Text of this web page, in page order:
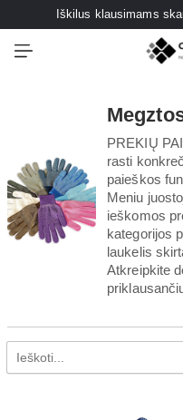
Iškilus klausimams
PREKIŲ
rasti
paieškos
Meniu
ieškomos
kategorijos
laukelis
Atkreipkite